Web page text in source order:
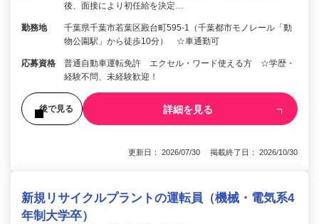
後、面接により初任給を決定…
勤務地
千葉県千葉市若葉区殿台町595-1（千葉都市モノレール「動
物公園駅」から徒歩10分） ☆車通勤可
応募資格
普通自動車運転免許 エクセル・ワード使える方 ☆学歴・
経験不問、未経験歓迎！
後で見る 詳細を見る
更新日： 2026/07/30 掲載終了日： 2026/10/30
新規リサイクルプラントの運転員（機械・電気系4
年制大学卒）